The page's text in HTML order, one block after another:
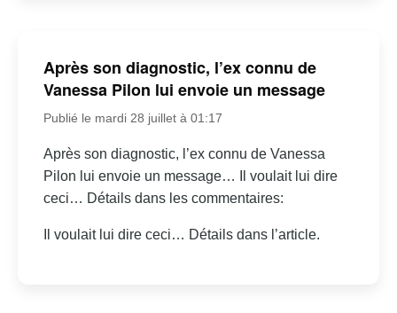
Après son diagnostic, l’ex connu de
Vanessa Pilon lui envoie un message
Publié le mardi 28 juillet à 01:17
Après son diagnostic, l’ex connu de Vanessa
Pilon lui envoie un message… Il voulait lui dire
ceci… Détails dans les commentaires:
Il voulait lui dire ceci… Détails dans l’article.